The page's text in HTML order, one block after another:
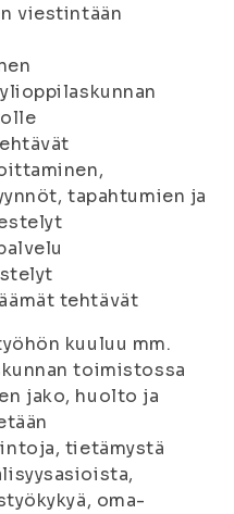
viestintään
tapahtumien ja
tehtävät
kuuluu mm.
toimistossa
jako, huolto ja
tietämystä
oma-